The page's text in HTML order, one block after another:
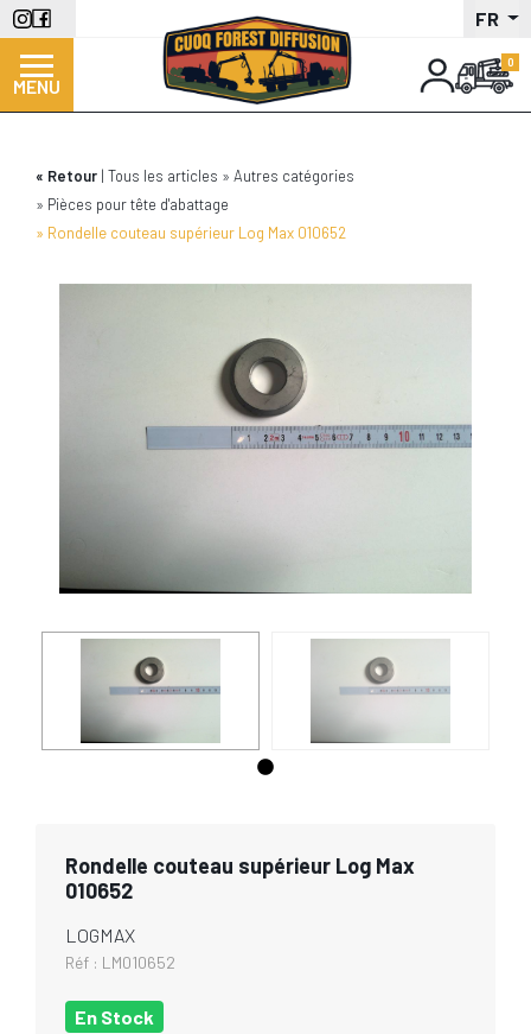
Aller
au
contenu
principal
FR
MENU
Retour Tous les articles
Autres catégories
Pièces pour tête d'abattage
Rondelle couteau supérieur Log Max 010652
Rondelle couteau supérieur Log Max
010652
LOGMAX
Réf : LM010652
En Stock